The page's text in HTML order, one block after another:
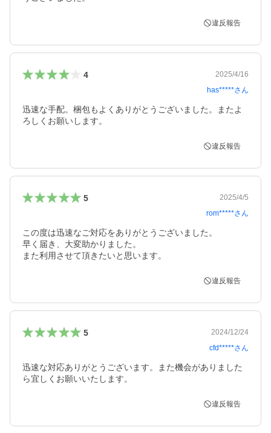
違反報告
4
2025/4/16
has*****さん
迅速な手配。梱包もよくありがとうございました。またよ
ろしくお願いします。
違反報告
5
2025/4/5
rom*****さん
この度は迅速なご対応をありがとうございました。
早く届き、大変助かりました。
また利用させて頂きたいと思います。
違反報告
5
2024/12/24
cfd*****さん
迅速な対応ありがとうございます。また機会がありました
ら宜しくお願いいたします。
違反報告